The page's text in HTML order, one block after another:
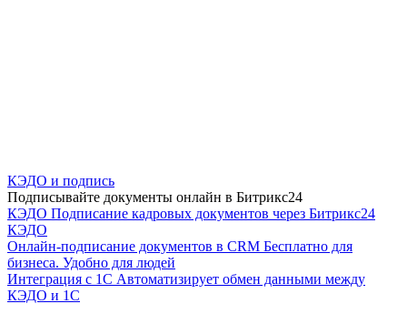
КЭДО и подпись
Подписывайте документы онлайн в Битрикс24
КЭДО Подписание кадровых документов через Битрикс24
КЭДО
Онлайн-подписание документов в CRM Бесплатно для
бизнеса. Удобно для людей
Интеграция с 1С Автоматизирует обмен данными между
КЭДО и 1С